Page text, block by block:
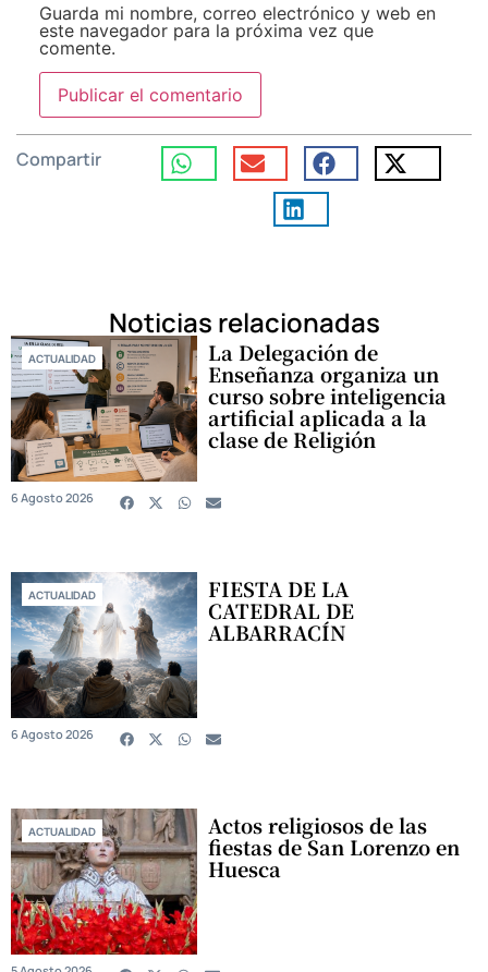
Guarda mi nombre, correo electrónico y web en
este navegador para la próxima vez que
comente.
Compartir
Noticias relacionadas
ACTUALIDAD La Delegación de
Enseñanza organiza un
curso sobre inteligencia
artificial aplicada a la
clase de Religión
6 Agosto 2026
ACTUALIDAD FIESTA DE LA
CATEDRAL DE
ALBARRACÍN
6 Agosto 2026
ACTUALIDAD Actos religiosos de las
fiestas de San Lorenzo en
Huesca